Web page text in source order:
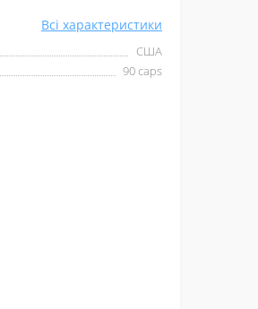
Всі характеристики
США
90 caps